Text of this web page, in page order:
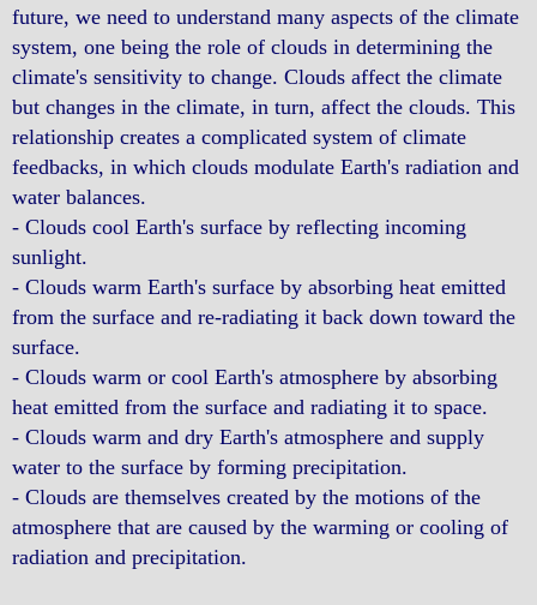
future, we need to understand many aspects of the climate
system, one being the role of clouds in determining the
climate's sensitivity to change. Clouds affect the climate
but changes in the climate, in turn, affect the clouds. This
relationship creates a complicated system of climate
feedbacks, in which clouds modulate Earth's radiation and
water balances.
- Clouds cool Earth's surface by reflecting incoming
sunlight.
- Clouds warm Earth's surface by absorbing heat emitted
from the surface and re-radiating it back down toward the
surface.
- Clouds warm or cool Earth's atmosphere by absorbing
heat emitted from the surface and radiating it to space.
- Clouds warm and dry Earth's atmosphere and supply
water to the surface by forming precipitation.
- Clouds are themselves created by the motions of the
atmosphere that are caused by the warming or cooling of
radiation and precipitation.